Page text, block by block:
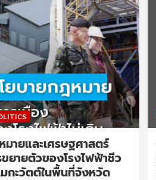
ายและเศรษฐศาสตร์
ยายตัวของโรงไฟฟ้าชีว
มกะวัตต์ในพื้นที่จังหวัด